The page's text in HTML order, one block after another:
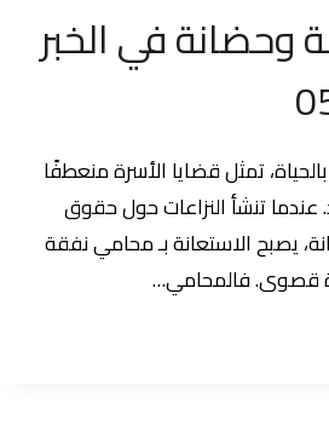
في الخبر
تمثل قضايا الأسرة منعطفًا
عندما تنشأ النزاعات حول حقوق
يصبح الاستعانة بـ محامي نفقة
قصوى. فالمحامي…